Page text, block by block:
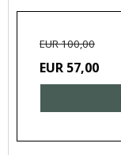
EUR 100,00
EUR 57,00